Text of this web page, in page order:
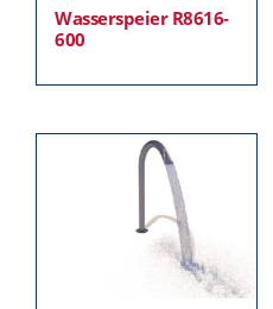
Wasserspeier R8616-
600